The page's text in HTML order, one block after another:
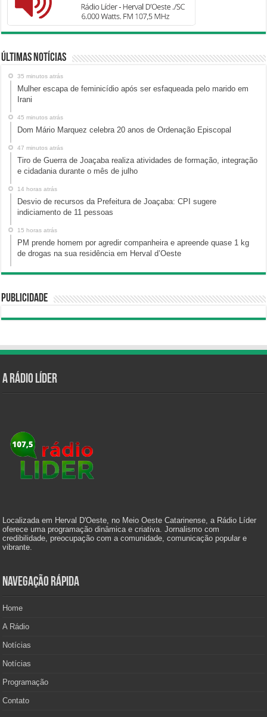
Últimas Notícias
35 minutos atrás
Mulher escapa de feminicídio após ser esfaqueada pelo marido em
Irani
45 minutos atrás
Dom Mário Marquez celebra 20 anos de Ordenação Episcopal
47 minutos atrás
Tiro de Guerra de Joaçaba realiza atividades de formação, integração
e cidadania durante o mês de julho
14 horas atrás
Desvio de recursos da Prefeitura de Joaçaba: CPI sugere
indiciamento de 11 pessoas
15 horas atrás
PM prende homem por agredir companheira e apreende quase 1 kg
de drogas na sua residência em Herval d’Oeste
Publicidade
A Rádio Líder
Localizada em Herval D'Oeste, no Meio Oeste Catarinense, a Rádio Líder
oferece uma programação dinâmica e criativa. Jornalismo com
credibilidade, preocupação com a comunidade, comunicação popular e
vibrante.
Navegação Rápida
Home
A Rádio
Notícias
Notícias
Programação
Contato